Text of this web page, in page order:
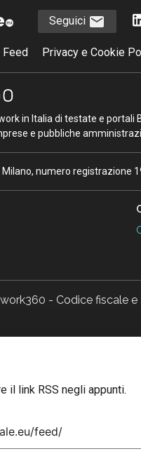
Seguici
Feed Privacy e Cookie
in Italia di testate e portali
e pubbliche
numero registrazione
- Codice fiscale e
il link RSS negli appunti.